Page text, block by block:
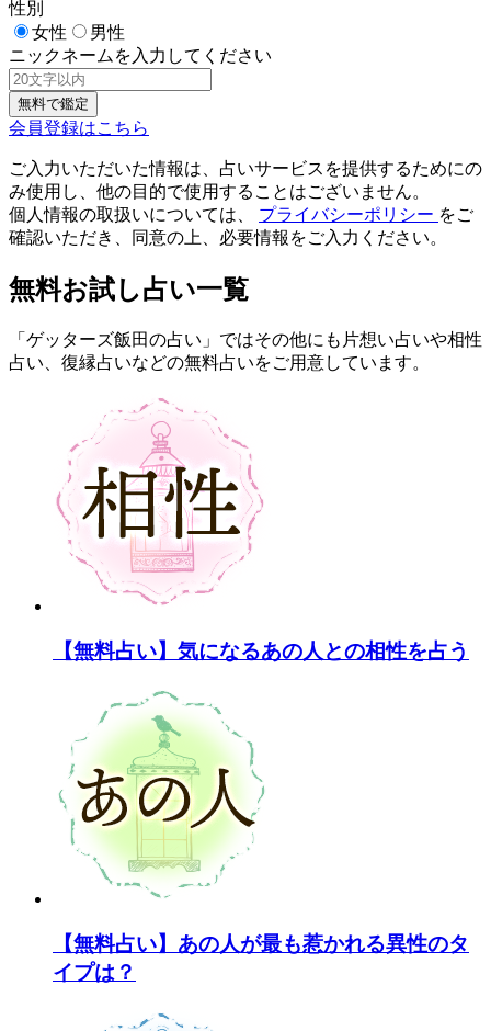
性別
女性
男性
ニックネームを入力してください
会員登録はこちら
ご入力いただいた情報は、占いサービスを提供するためにの
み使用し、他の目的で使用することはございません。
個人情報の取扱いについては、 プライバシーポリシー をご
確認いただき、同意の上、必要情報をご入力ください。
無料お試し占い一覧
「ゲッターズ飯田の占い」ではその他にも片想い占いや相性
占い、復縁占いなどの無料占いをご用意しています。
【無料占い】気になるあの人との相性を占う
【無料占い】あの人が最も惹かれる異性のタ
イプは？